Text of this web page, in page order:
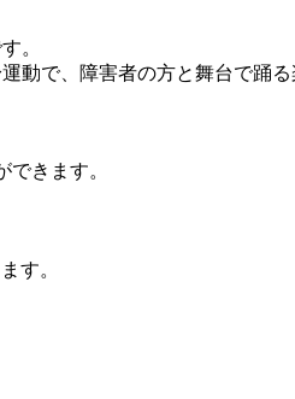
。
で、障害者の方と舞台で踊
きます。
す。